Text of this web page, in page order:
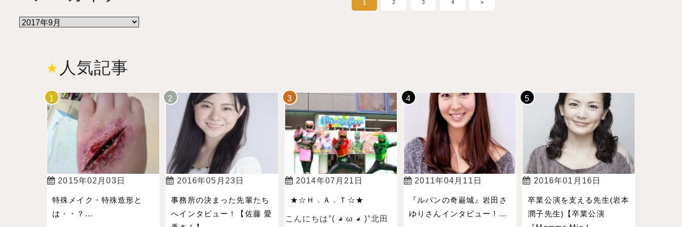
1 2 3 4 »
人気記事
2015年02月03日
特殊メイク・特殊造形と
は・・？...
2016年05月23日
事務所の決まった先輩たち
へインタビュー！【佐藤 愛
2014年07月21日
★☆Ｈ．Ａ．Ｔ☆★
こんにちは°( ◕ ω ◕ )°北田
2011年04月11日
『ルパンの奇巌城』岩田さ
ゆりさんインタビュー！...
2016年01月16日
卒業公演を支える先生(岩本
潤子先生)【卒業公演